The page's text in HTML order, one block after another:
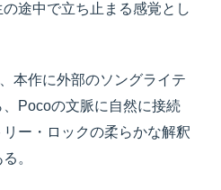
途中で立ち止まる感覚とし
本作に外部のソングライテ
Pocoの文脈に自然に接続
ー・ロックの柔らかな解釈
。